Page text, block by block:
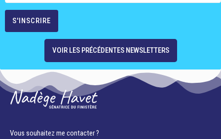
VOIR LES PRÉCÉDENTES NEWSLETTERS
Vous souhaitez me contacter ?